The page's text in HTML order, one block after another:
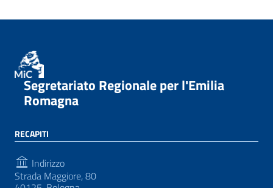
Segretariato Regionale per l'Emilia
Romagna
RECAPITI
Indirizzo
Strada Maggiore, 80